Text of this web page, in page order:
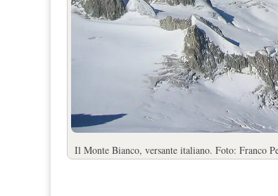
Il Monte Bianco, versante italiano. Foto: Franco